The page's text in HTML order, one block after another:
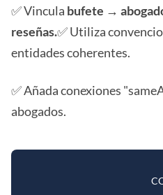
✅ Vincula bufete →
reseñas.✅ Utiliza
entidades coherentes.
✅ Añada conexiones
abogados.